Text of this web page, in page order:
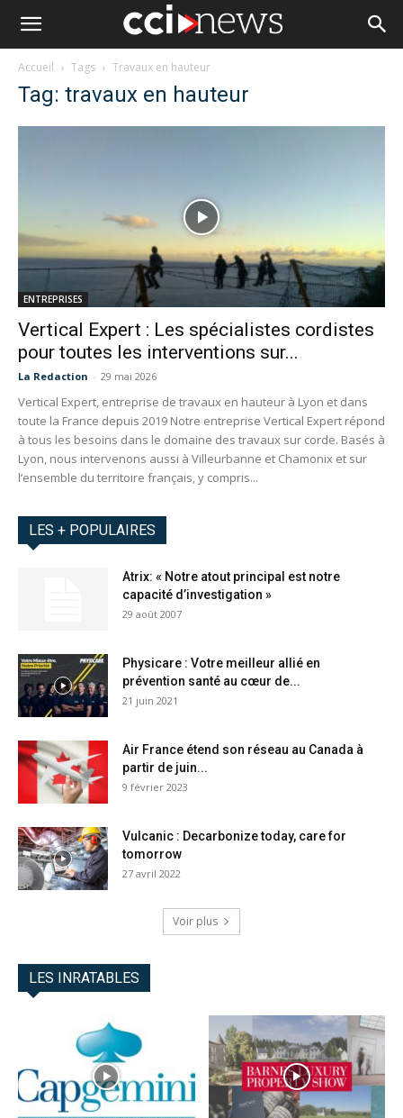
Accueil Tags Travaux en hauteur
Tag: travaux en hauteur
ENTREPRISES
Vertical Expert : Les spécialistes cordistes
pour toutes les interventions sur...
La Redaction - 29 mai 2026
Vertical Expert, entreprise de travaux en hauteur à Lyon et dans
toute la France depuis 2019 Notre entreprise Vertical Expert répond
à tous les besoins dans le domaine des travaux sur corde. Basés à
Lyon, nous intervenons aussi à Villeurbanne et Chamonix et sur
l’ensemble du territoire français, y compris...
LES + POPULAIRES
Atrix: « Notre atout principal est notre
capacité d’investigation »
29 août 2007
Physicare : Votre meilleur allié en
prévention santé au cœur de...
21 juin 2021
Air France étend son réseau au Canada à
partir de juin...
9 février 2023
Vulcanic : Decarbonize today, care for
tomorrow
27 avril 2022
Voir plus
LES INRATABLES